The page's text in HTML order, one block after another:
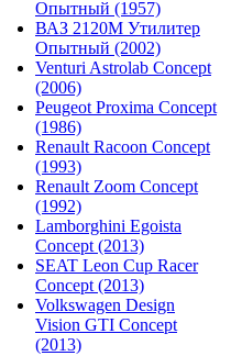
Опытный (1957)
ВАЗ 2120М Утилитер
Опытный (2002)
Venturi Astrolab Concept
(2006)
Peugeot Proxima Concept
(1986)
Renault Racoon Concept
(1993)
Renault Zoom Concept
(1992)
Lamborghini Egoista
Concept (2013)
SEAT Leon Cup Racer
Concept (2013)
Volkswagen Design
Vision GTI Concept
(2013)